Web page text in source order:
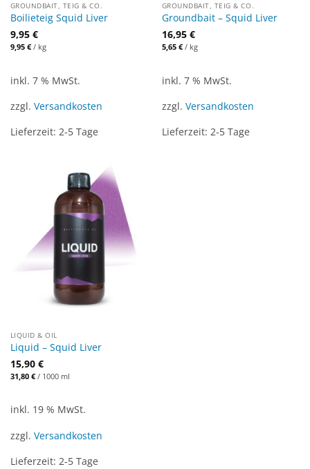
GROUNDBAIT, TEIG & CO.
Boilieteig Squid Liver
9,95 €
9,95 €/ kg
inkl. 7 % MwSt.
zzgl. Versandkosten
Lieferzeit: 2-5 Tage
GROUNDBAIT, TEIG & CO.
Groundbait – Squid Liver
16,95 €
5,65 €/ kg
inkl. 7 % MwSt.
zzgl. Versandkosten
Lieferzeit: 2-5 Tage
LIQUID & OIL
Liquid – Squid Liver
15,90 €
31,80 €/ 1000 ml
inkl. 19 % MwSt.
zzgl. Versandkosten
Lieferzeit: 2-5 Tage